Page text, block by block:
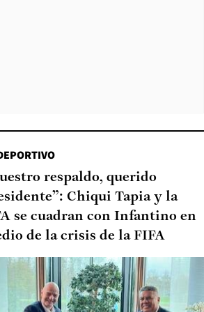
respaldo, querido
Chiqui Tapia y la
se cuadran con Infantino en
de la crisis de la FIFA